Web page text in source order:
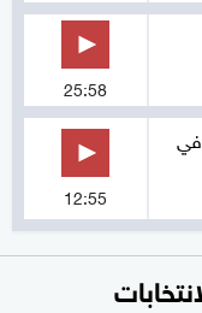
25:58
في
12:55